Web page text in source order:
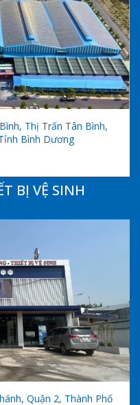
Thị Trấn Tân Bình,
Bình Dương
BỊ VỆ SINH
Quận 2, Thành Phố